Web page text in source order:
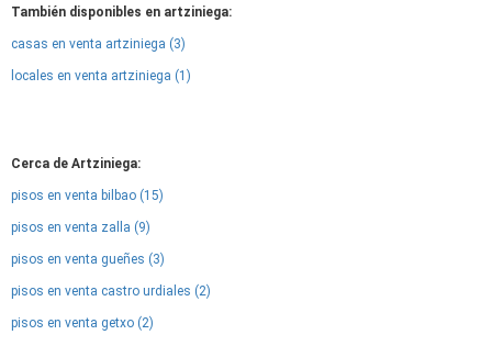
También disponibles en artziniega:
casas en venta artziniega (3)
locales en venta artziniega (1)
Cerca de Artziniega:
pisos en venta bilbao (15)
pisos en venta zalla (9)
pisos en venta gueñes (3)
pisos en venta castro urdiales (2)
pisos en venta getxo (2)